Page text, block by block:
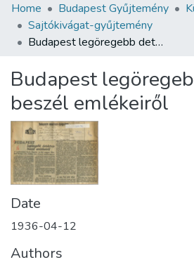
Communities & Collections
All of DSpace
About us
Home Budapest Gyűjtemény
Sajtókivágat-gyűjtemény
Budapest legöregebb detektívje beszél emlékeiről
Budapest
beszél emlékeiről
Date
1936-04-12
Authors